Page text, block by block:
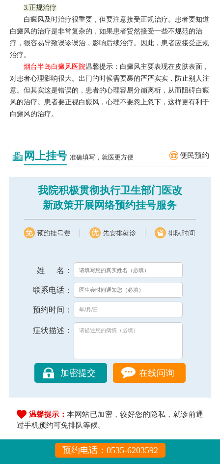
3.正规治疗
白癜风及时治疗很重要，但要注意接受正规治疗。患者要知道
白癜风的治疗是非常复杂的，如果患者贸然接受一些不规范的治
疗，很容易导致误诊误治，影响后续治疗。因此，患者应接受正规
治疗。
烟台半岛白癜风医院温馨提示：白癜风主要表现在皮肤表面，
对患者心理影响很大。出门的时候需要裹的严严实实，防止别人注
意。但其实这是错误的，患者的心理容易分崩离析，从而阻碍白癜
风的治疗。患者要正视白癜风，心理不要忽上忽下，这样更有利于
白癜风的治疗。
网上挂号 准确填写，就医更方便 便民预约
我院积极贯彻执行卫生部门医改
新政策开展网络预约挂号服务
姓 名：
联系电话：
预约时间：
症状描述：
在线问询
温馨提示：本网站已加密，较好您的隐私，就诊前通
过手机预约可免排队等候。
预约电话：0535-6203592